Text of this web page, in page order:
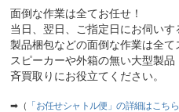
面倒な作業は全てお任せ！
当日、翌日、ご指定日にお伺いす
製品梱包などの面倒な作業は全て
スピーカーや外箱の無い大型製
斉買取りにお役立てください。
➡（ 「お任せシャトル便」の詳細はこち